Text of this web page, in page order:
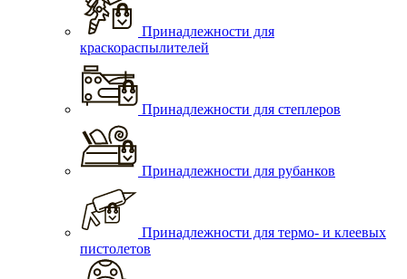
Принадлежности для
краскораспылителей
Принадлежности для степлеров
Принадлежности для рубанков
Принадлежности для термо- и клеевых
пистолетов